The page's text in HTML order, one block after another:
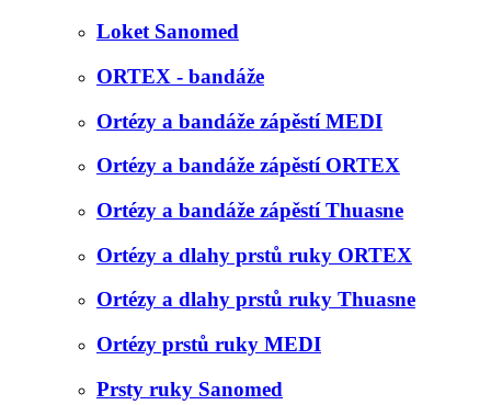
Loket Sanomed
ORTEX - bandáže
Ortézy a bandáže zápěstí MEDI
Ortézy a bandáže zápěstí ORTEX
Ortézy a bandáže zápěstí Thuasne
Ortézy a dlahy prstů ruky ORTEX
Ortézy a dlahy prstů ruky Thuasne
Ortézy prstů ruky MEDI
Prsty ruky Sanomed